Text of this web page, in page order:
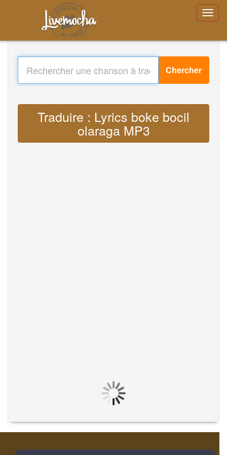
Chercher
Traduire : Lyrics boke bocil
olaraga MP3